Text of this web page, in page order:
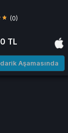
(0)
TL
Aşamasında